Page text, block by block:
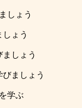
しょう
ょう
しょう
ましょう
学ぶ